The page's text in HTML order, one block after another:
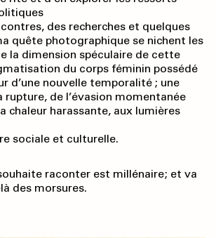
des recherches et quelques
quête photographique se nichent les
la dimension spéculaire de cette
du corps féminin possédé
d’une nouvelle temporalité ; une
de l’évasion momentanée
chaleur harassante, aux lumières
sociale et culturelle.
raconter est millénaire; et va
des morsures.